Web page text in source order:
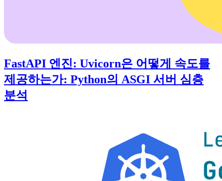
FastAPI 엔진: Uvicorn은 어떻게 속도를
제공하는가: Python의 ASGI 서버 심층
분석